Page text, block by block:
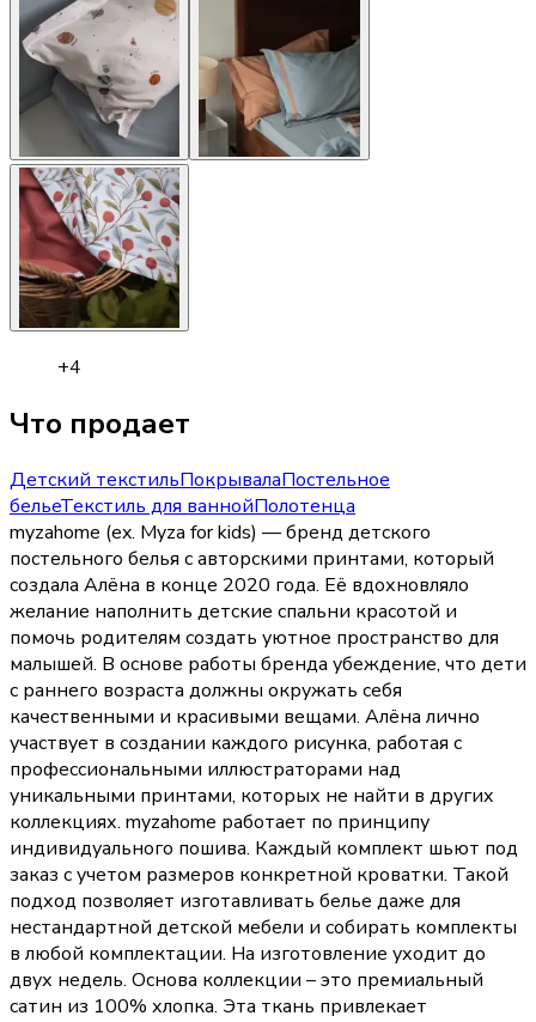
+4
Что продает
Детский текстильПокрывалаПостельное
бельеТекстиль для ваннойПолотенца
myzahome (ex. Myza for kids) — бренд детского
постельного белья с авторскими принтами, который
создала Алёна в конце 2020 года. Её вдохновляло
желание наполнить детские спальни красотой и
помочь родителям создать уютное пространство для
малышей. В основе работы бренда убеждение, что дети
с раннего возраста должны окружать себя
качественными и красивыми вещами. Алёна лично
участвует в создании каждого рисунка, работая с
профессиональными иллюстраторами над
уникальными принтами, которых не найти в других
коллекциях. myzahome работает по принципу
индивидуального пошива. Каждый комплект шьют под
заказ с учетом размеров конкретной кроватки. Такой
подход позволяет изготавливать белье даже для
нестандартной детской мебели и собирать комплекты
в любой комплектации. На изготовление уходит до
двух недель. Основа коллекции – это премиальный
сатин из 100% хлопка. Эта ткань привлекает